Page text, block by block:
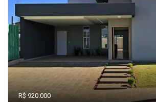
R$ 920.000